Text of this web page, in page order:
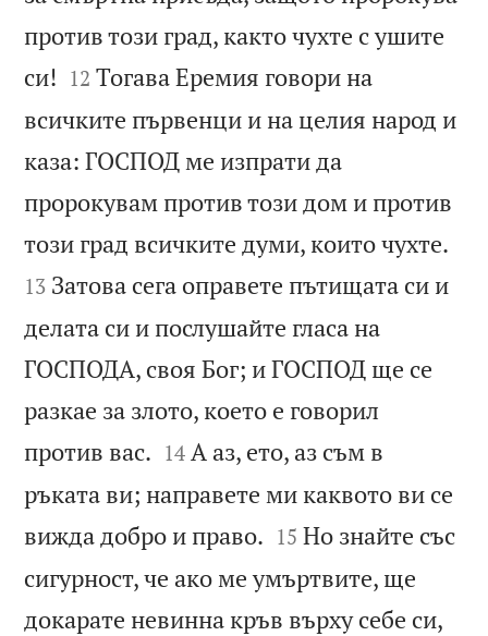
против този град, както чухте с ушите
си! 

12 Тогава Еремия говори на
всичките първенци и на целия народ и
каза: ГОСПОД ме изпрати да
пророкувам против този дом и против
този град всичките думи, които чухте.
13 Затова сега оправете пътищата си и
делата си и послушайте гласа на
ГОСПОДА, своя Бог; и ГОСПОД ще се
разкае за злото, което е говорил
против вас. 

14 А аз, ето, аз съм в
ръката ви; направете ми каквото ви се
вижда добро и право. 

15 Но знайте със
сигурност, че ако ме умъртвите, ще
докарате невинна кръв върху себе си,